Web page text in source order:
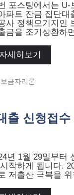
포스팅에서는 U-
파트 잔금 집단대
사 정책모기지인
금을 조기상환하
세히보기
Categories
보금자리론
출 신청접
년 1월 29일부터
작하게 됩니다.
저출산 극복을